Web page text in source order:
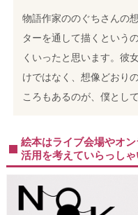
物語作家ののぐちさんの
ターを通して描くという
くいったと思います。彼
けではなく、想像どおり
ころもあるのが、僕とし
絵本はライブ会場やオ
活用を考えていらっしゃ